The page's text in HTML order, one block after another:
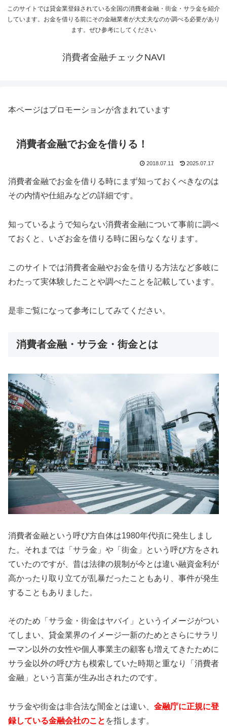
このサイトでは貸金業登録されている全国の消費者金融・街金・サラ金を紹介
しています。お金を借りる前にその金融業者が大丈夫なのか調べる必要があり
ます。ぜひ参考にしてください
消費者金融チェックNAVI
本ページはプロモーションが含まれています
消費者金融でお金を借りる！
2018.07.11 2025.07.17
消費者金融でお金を借りる時にまず知っておくべきなのは
その内情や仕組みなどの詳細です。
知っているようで知らない消費者金融について事前に調べ
ておくと、いざお金を借りる時に困らなくなります。
このサイトでは消費者金融やお金を借りる方法など多岐に
わたって実体験したことや調べたことを記載しています。
是非ご覧になって参考にしてみてください。
消費者金融・サラ金・街金とは
消費者金融という呼び方自体は1980年代頃に発生しまし
た。それまでは「サラ金」や「街金」という呼び方をされ
ていたのですが、昔は法律の規制が今とは違い融資金利が
高かったり取り立てが乱暴だったこともあり、事件が発生
することもありました。
そのため「サラ金・街金はヤバイ」というイメージがつい
てしまい、貸金業界のイメージ一新のためとさらにサラリ
ーマン以外の女性や個人事業主の顧客も増えてきたために
サラ金以外の呼び方も模索していた時期と重なり「消費者
金融」という言葉が生み出されたのです。
サラ金や街金は非合法な闇金とは違い、 金融庁に正規に登
録している金融会社のこと を指します。